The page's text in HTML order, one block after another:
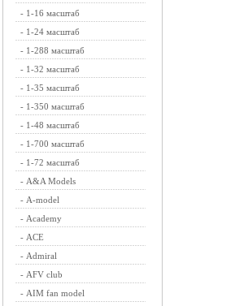
- 1-16 масштаб
- 1-24 масштаб
- 1-288 масштаб
- 1-32 масштаб
- 1-35 масштаб
- 1-350 масштаб
- 1-48 масштаб
- 1-700 масштаб
- 1-72 масштаб
- A&A Models
- A-model
- Academy
- ACE
- Admiral
- AFV club
- AIM fan model